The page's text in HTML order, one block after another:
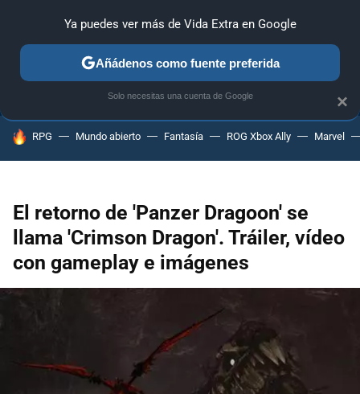
ANÁLISIS GUÍAS Y TRUCOS PC SONY NINTENDO
HOY SE HABLA DE
RPG Mundo abierto Fantasía ROG Xbox Ally Marvel
El retorno de 'Panzer Dragoon' se
llama 'Crimson Dragon'. Tráiler, vídeo
con gameplay e imágenes
×
Ya puedes ver más de Vida Extra en Google
Añádenos como fuente preferida
Solo necesitas una cuenta de Google